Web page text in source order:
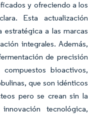
y ofreciendo a los
Esta actualización
estratégica a las marcas
integrales. Además,
de precisión
bioactivos,
que son idénticos
pero se crean sin la
tecnológica,